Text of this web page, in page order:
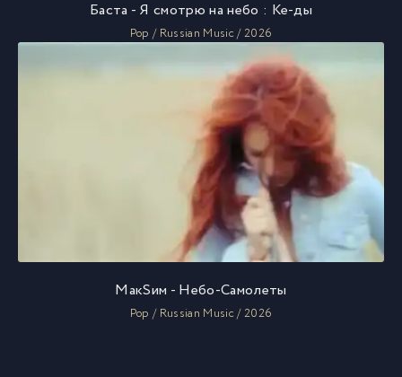
Баста - Я смотрю на небо : Ке-ды
Pop / Russian Music / 2026
МакSим - Небо-Самолеты
Pop / Russian Music / 2026